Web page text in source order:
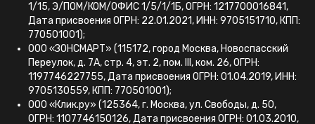
1/15, Э/ПОМ/КОМ/ОФИС 1/5/1/1Б, ОГРН: 1217700016841,
Дата присвоения ОГРН: 22.01.2021, ИНН: 9705151710, КПП:
770501001);
ООО «ЗОНСМАРТ» (115172, город Москва, Новоспасский
Переулок, д. 7А, стр. 4, эт. 2, пом. III, ком. 26, ОГРН:
1197746227755, Дата присвоения ОГРН: 01.04.2019, ИНН:
9705130559, КПП: 770501001);
ООО «Клик.ру» (125364, г. Москва, ул. Свободы, д. 50,
ОГРН: 1107746150126, Дата присвоения ОГРН: 01.03.2010,